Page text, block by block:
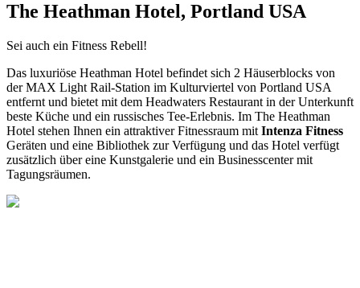
The Heathman Hotel, Portland USA
Sei auch ein Fitness Rebell!
Das luxuriöse Heathman Hotel befindet sich 2 Häuserblocks von
der MAX Light Rail-Station im Kulturviertel von Portland USA
entfernt und bietet mit dem Headwaters Restaurant in der Unterkunft
beste Küche und ein russisches Tee-Erlebnis. Im The Heathman
Hotel stehen Ihnen ein attraktiver Fitnessraum mit Intenza Fitness
Geräten und eine Bibliothek zur Verfügung und das Hotel verfügt
zusätzlich über eine Kunstgalerie und ein Businesscenter mit
Tagungsräumen.